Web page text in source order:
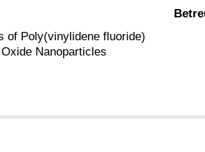
of Poly(vinylidene fluoride)
Nanoparticles